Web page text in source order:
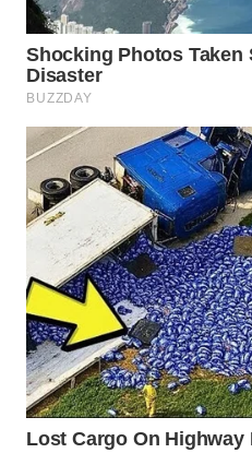
WN
PRIANGAN
TIMUR
SEMARANG
WN
SOLO
WN
BOROBUDUR
WN
MADURA
WN